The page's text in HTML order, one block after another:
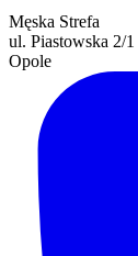
Męska Strefa
ul. Piastowska 2/1
Opole